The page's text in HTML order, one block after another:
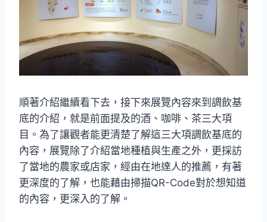
順著介紹繼續看下去，接下來展覽內容來到調飲基
底的介紹，就是前面提及的酒、咖啡、茶三大項
目。為了讓觀者能更清楚了解這三大項調飲基底的
內容，展覽除了介紹當地種植與生產之外，更採訪
了當地的農家或店家，經由在地達人的推薦，有著
更深度的了解，也能藉由掃描QR-Code對於想知道
的內容，更深入的了解。